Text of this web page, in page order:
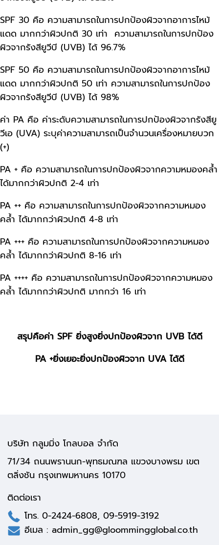
SPF 30 คือ ความสามารถในการปกป้องผิวจากอาการไหม้
แดด มากกว่าผิวปกติ 30 เท่า ความสามารถในการปกป้อง
ผิวจากรังสียูวีบี (UVB) ได้ 96.7%
SPF 50 คือ ความสามารถในการปกป้องผิวจากอาการไหม้
แดด มากกว่าผิวปกติ 50 เท่า ความสามารถในการปกป้อง
ผิวจากรังสียูวีบี (UVB) ได้ 98%
ค่า PA คือ ค่าระดับความสามารถในการปกป้องผิวจากรังสียู
วีเอ (UVA) ระบุค่าความสามารถเป็นจำนวนเครื่องหมายบวก
(+)
PA + คือ ความสามารถในการปกป้องผิวจากความหมองคล้ำ
ได้มากกว่าผิวปกติ 2-4 เท่า
PA ++ คือ ความสามารถในการปกป้องผิวจากความหมอง
คล้ำ ได้มากกว่าผิวปกติ 4-8 เท่า
PA +++ คือ ความสามารถในการปกป้องผิวจากความหมอง
คล้ำ ได้มากกว่าผิวปกติ 8-16 เท่า
PA ++++ คือ ความสามารถในการปกป้องผิวจากความหมอง
คล้ำ ได้มากกว่าผิวปกติ มากกว่า 16 เท่า
สรุปคือค่า SPF ยิ่งสูงยิ่งปกป้องผิวจาก UVB ได้ดี
PA +ยิ่งเยอะยิ่งปกป้องผิวจาก UVA ได้ดี
บริษัท กลูมมิ่ง โกลบอล จำกัด
71/34 ถนนพรานนก-พุทธมณฑล แขวงบางพรม เขต
ตลิ่งชัน กรุงเทพมหานคร 10170
ติดต่อเรา
โทร. 0-2424-6808, 09-5919-3192
อีเมล : admin_gg@gloommingglobal.co.th